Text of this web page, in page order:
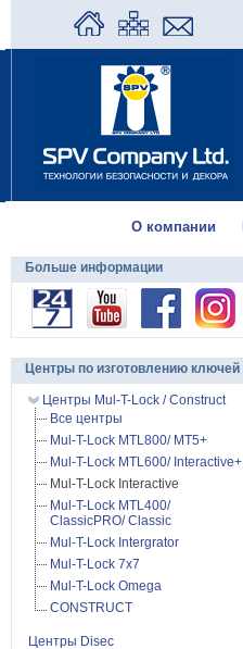
О компании
Больше информации
Центры по изготовлению ключей
Центры Mul-T-Lock / Construct
Все центры
Mul-T-Lock MTL800/ MT5+
Mul-T-Lock MTL600/ Interactive+
Mul-T-Lock Interactive
Mul-T-Lock MTL400/
ClassicPRO/ Classic
Mul-T-Lock Intergrator
Mul-T-Lock 7x7
Mul-T-Lock Omega
CONSTRUCT
Центры Disec